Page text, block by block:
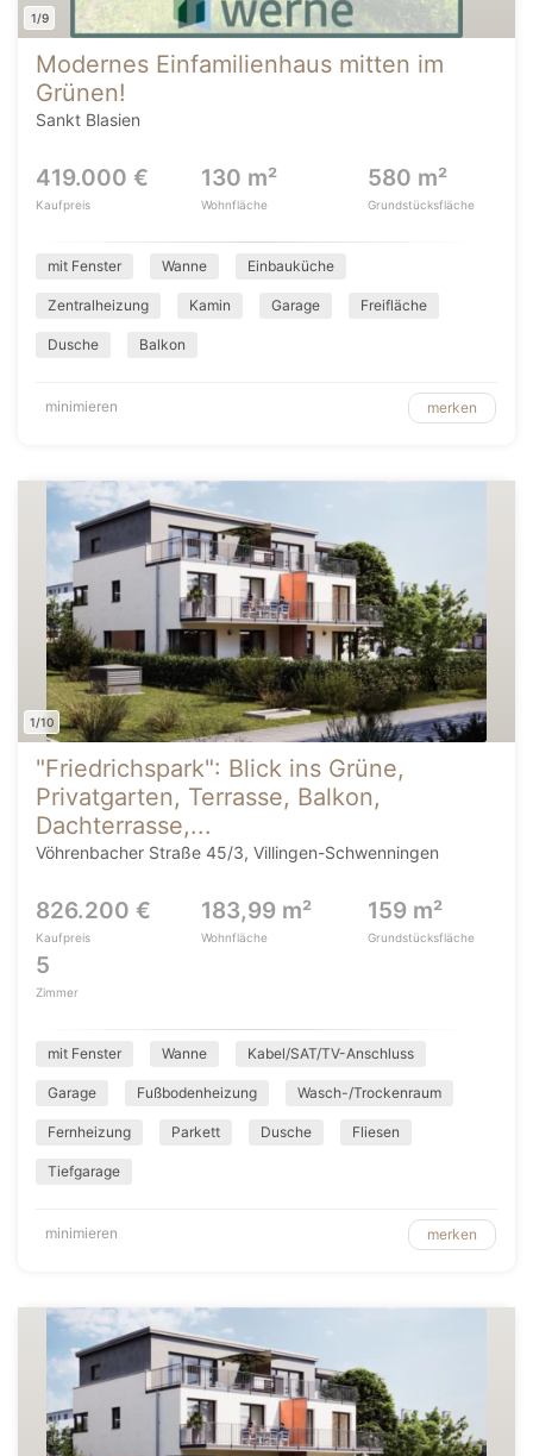
1/9
Modernes Einfamilienhaus mitten im
Grünen!
Sankt Blasien
419.000 €
Kaufpreis
130 m²
Wohnfläche
580 m²
Grundstücksfläche
mit Fenster Wanne Einbauküche
Zentralheizung Kamin Garage Freifläche
Dusche Balkon
minimieren merken
1/10
"Friedrichspark": Blick ins Grüne,
Privatgarten, Terrasse, Balkon,
Dachterrasse,...
Vöhrenbacher Straße 45/3, Villingen-Schwenningen
826.200 €
Kaufpreis
183,99 m²
Wohnfläche
159 m²
Grundstücksfläche
5
Zimmer
mit Fenster Wanne Kabel/SAT/TV-Anschluss
Garage Fußbodenheizung Wasch-/Trockenraum
Fernheizung Parkett Dusche Fliesen
Tiefgarage
minimieren merken